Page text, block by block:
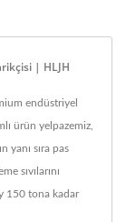
| HLJH
endüstriyel
ürün yelpazemiz,
yanı sıra pas
sıvılarını
150 tona kadar